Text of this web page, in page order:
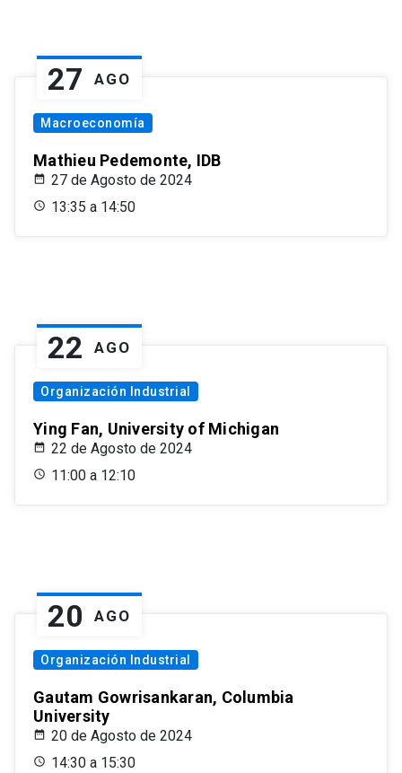
27 AGO
Macroeconomía
Mathieu Pedemonte, IDB
27 de Agosto de 2024
13:35 a 14:50
22 AGO
Organización Industrial
Ying Fan, University of Michigan
22 de Agosto de 2024
11:00 a 12:10
20 AGO
Organización Industrial
Gautam Gowrisankaran, Columbia
University
20 de Agosto de 2024
14:30 a 15:30